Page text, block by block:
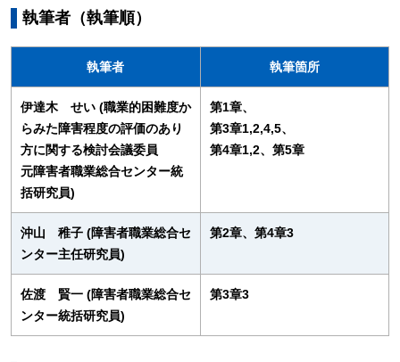
執筆者（執筆順）
執筆者 執筆箇所
伊達木 せい (職業的困難度か
らみた障害程度の評価のあり
方に関する検討会議委員
元障害者職業総合センター統
括研究員)
第1章、
第3章1,2,4,5、
第4章1,2、第5章
沖山 稚子 (障害者職業総合セ
ンター主任研究員)
第2章、第4章3
佐渡 賢一 (障害者職業総合セ
ンター統括研究員)
第3章3